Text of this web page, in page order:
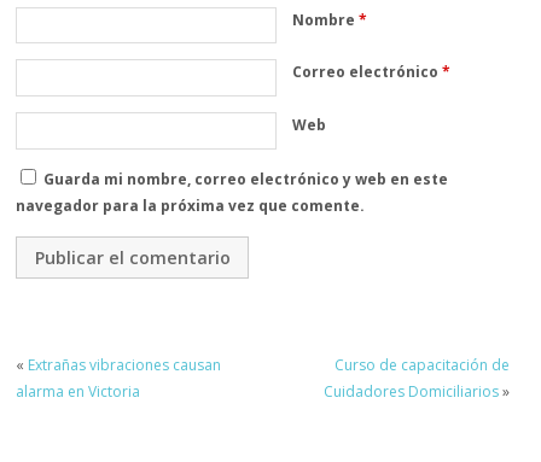
Nombre*
Correo electrónico*
Web
Guarda mi nombre, correo electrónico y web en este
navegador para la próxima vez que comente.
« Extrañas vibraciones causan
alarma en Victoria
Curso de capacitación de
Cuidadores Domiciliarios»